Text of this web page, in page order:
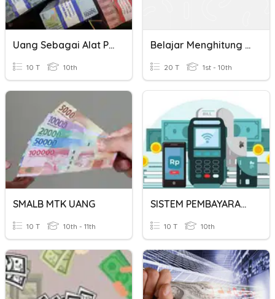
Uang Sebagai Alat Pembayaran
10 T 10th
Belajar Menghitung Uang
20 T 1st - 10th
SMALB MTK UANG
10 T 10th - 11th
SISTEM PEMBAYARAN DAN UANG
10 T 10th